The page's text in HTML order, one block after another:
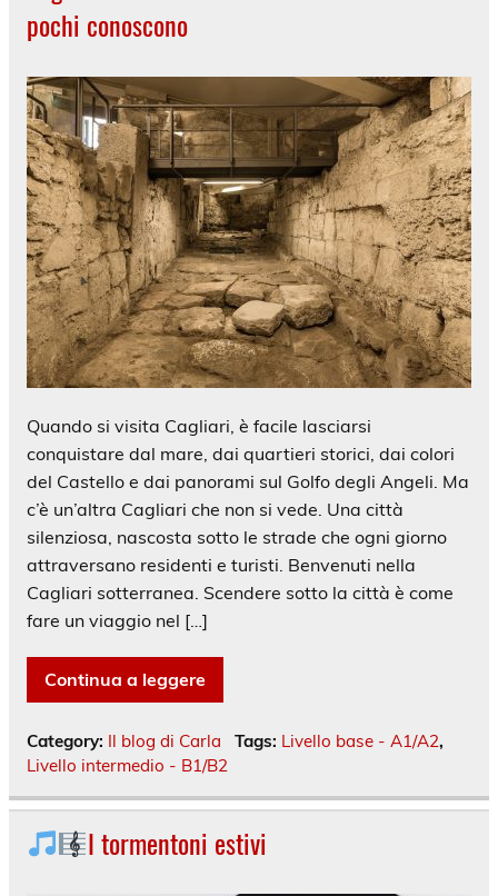
pochi conoscono
Quando si visita Cagliari, è facile lasciarsi
conquistare dal mare, dai quartieri storici, dai colori
del Castello e dai panorami sul Golfo degli Angeli. Ma
c’è un’altra Cagliari che non si vede. Una città
silenziosa, nascosta sotto le strade che ogni giorno
attraversano residenti e turisti. Benvenuti nella
Cagliari sotterranea. Scendere sotto la città è come
fare un viaggio nel […]
Continua a leggere
Category: Il blog di Carla Tags: Livello base - A1/A2,
Livello intermedio - B1/B2
I tormentoni estivi